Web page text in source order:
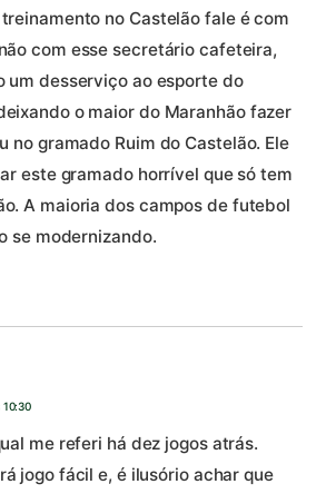
no Castelão fale é com
com esse secretário cafeteira,
um desserviço ao esporte do
o maior do Maranhão fazer
no gramado Ruim do Castelão. Ele
este gramado horrível que só tem
A maioria dos campos de futebol
se modernizando.
me referi há dez jogos atrás.
jogo fácil e, é ilusório achar que